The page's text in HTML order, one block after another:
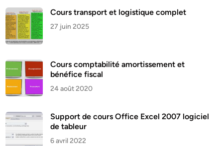
Cours transport et logistique complet
27 juin 2025
Cours comptabilité amortissement et
bénéfice fiscal
24 août 2020
Support de cours Office Excel 2007 logiciel
de tableur
6 avril 2022